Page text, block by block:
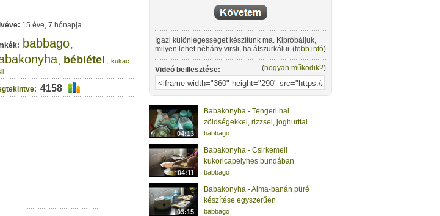
15 éve, 7 hónapja
babbago ,
, bébiétel , kukac
4158
Igazi különlegességet készítünk ma. Kipróbáljuk,
milyen lehet néhány virsli, ha átszurkálunk rajtuk
néhány tésztát!
(több infó)
Videó beillesztése: (hogyan működik?)
04:13
Babakonyha - Tengeri hal
zöldségekkel, rizzsel, joghurttal
babbago
04:11
Babakonyha - Csirkemell
kukoricapelyhes bundában
babbago
03:15
Babakonyha - Alma-banán püré
készítése egyszerűen
babbago